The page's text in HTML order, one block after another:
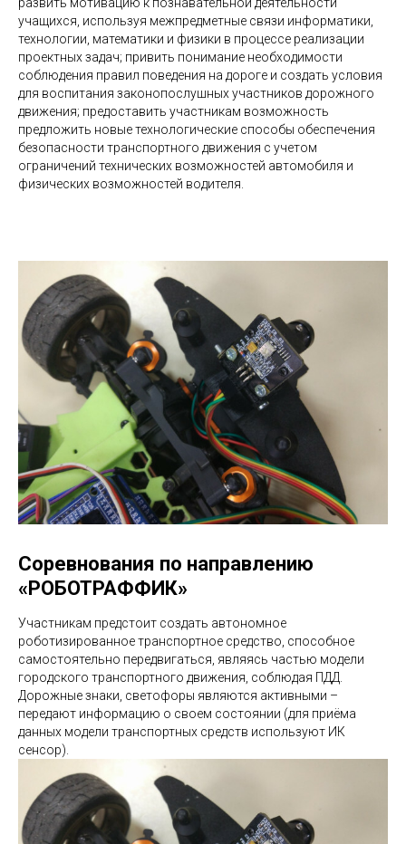
учащихся, используя межпредметные связи информатики,
технологии, математики и физики в процессе реализации
проектных задач; привить понимание необходимости
соблюдения правил поведения на дороге и создать условия
для воспитания законопослушных участников дорожного
движения; предоставить участникам возможность
предложить новые технологические способы обеспечения
безопасности транспортного движения с учетом
ограничений технических возможностей автомобиля и
физических возможностей водителя.
Соревнования по направлению
«РОБОТРАФФИК»
Участникам предстоит создать автономное
роботизированное транспортное средство, способное
самостоятельно передвигаться, являясь частью модели
городского транспортного движения, соблюдая ПДД.
Дорожные знаки, светофоры являются активными –
передают информацию о своем состоянии (для приёма
данных модели транспортных средств используют ИК
сенсор).